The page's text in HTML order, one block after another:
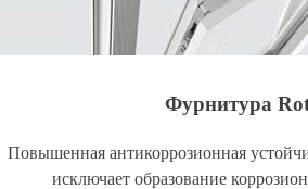
Фурнитура
Повышенная антикоррозионная
исключает образование